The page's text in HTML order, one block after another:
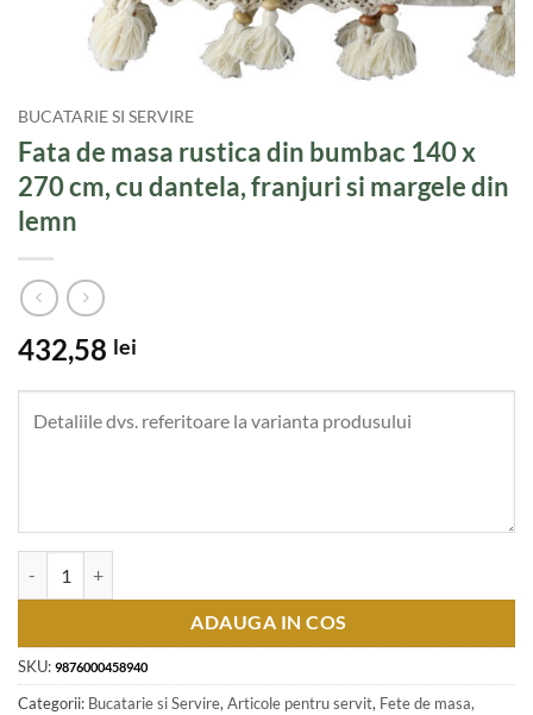
BUCATARIE SI SERVIRE
Fata de masa rustica din bumbac 140 x
270 cm, cu dantela, franjuri si margele din
lemn
432,58 lei
ADAUGA IN COS
SKU: 9876000458940
Categorii: Bucatarie si Servire, Articole pentru servit, Fete de masa,